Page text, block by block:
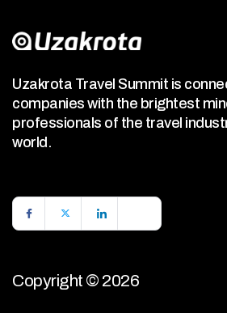
Uzakrota Travel Summit is
companies with the brightest
professionals of the travel
world.
Copyright © 2026